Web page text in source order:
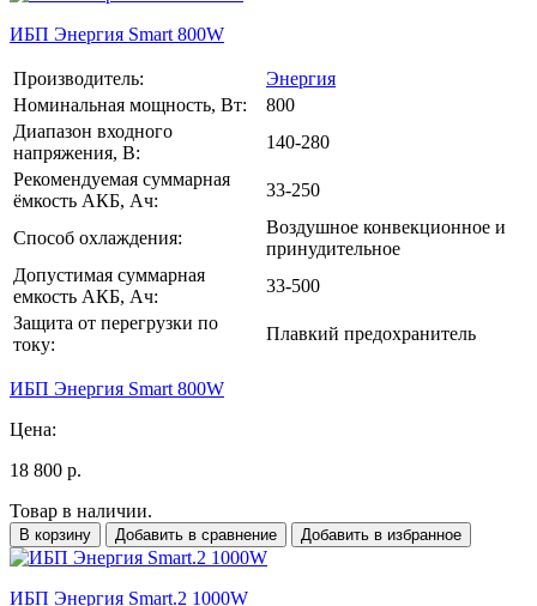
ИБП Энергия Smart 800W
Производитель:
Энергия
Номинальная мощность, Вт:
800
Диапазон входного
напряжения, В:
140-280
Рекомендуемая суммарная
ёмкость АКБ, Ач:
33-250
Способ охлаждения:
Воздушное конвекционное и
принудительное
Допустимая суммарная
емкость АКБ, Ач:
33-500
Защита от перегрузки по
току:
Плавкий предохранитель
ИБП Энергия Smart 800W
Цена:
18 800 р.
Товар в наличии.
В корзину Добавить в сравнение Добавить в избранное
ИБП Энергия Smart.2 1000W